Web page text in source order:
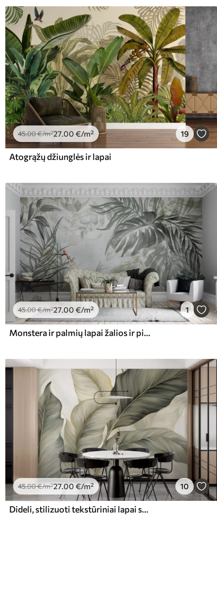
45.00€/m²27.00 €/m² 19
Atogrąžų džiunglės ir lapai
45.00€/m²27.00 €/m² 1
Monstera ir palmių lapai žalios ir pilkos spalvos atspalviais, botanikos, atogrąžų lapija, džiunglių augalai, tekstūruotas fonas
45.00€/m²27.00 €/m² 10
Dideli, stilizuoti tekstūriniai lapai su detaliai išdėliotomis gyslomis, įvairių žalios, kreminės ir smėlio spalvos atspalvių